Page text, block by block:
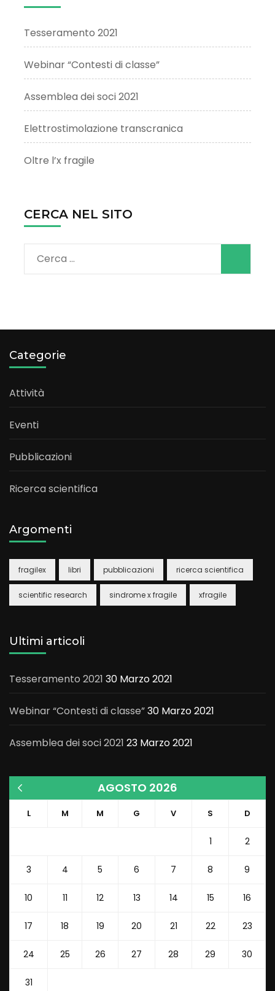
Tesseramento 2021
Webinar “Contesti di classe”
Assemblea dei soci 2021
Elettrostimolazione transcranica
Oltre l’x fragile
CERCA NEL SITO
Ricerca
per:
Categorie
Attività
Eventi
Pubblicazioni
Ricerca scientifica
Argomenti
fragilex libri pubblicazioni ricerca scientifica
scientific research sindrome x fragile xfragile
Ultimi articoli
Tesseramento 2021 30 Marzo 2021
Webinar “Contesti di classe”30 Marzo 2021
Assemblea dei soci 2021 23 Marzo 2021
AGOSTO 2026
L M M G V S D
1 2
3 4 5 6 7 8 9
10 11 12 13 14 15 16
17 18 19 20 21 22 23
24 25 26 27 28 29 30
31